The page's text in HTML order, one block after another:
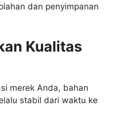
dan penyimpanan
Kualitas
merek Anda, bahan
stabil dari waktu ke